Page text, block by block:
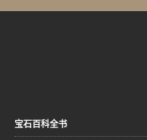
宝石百科全书